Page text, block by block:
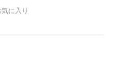
気に入り